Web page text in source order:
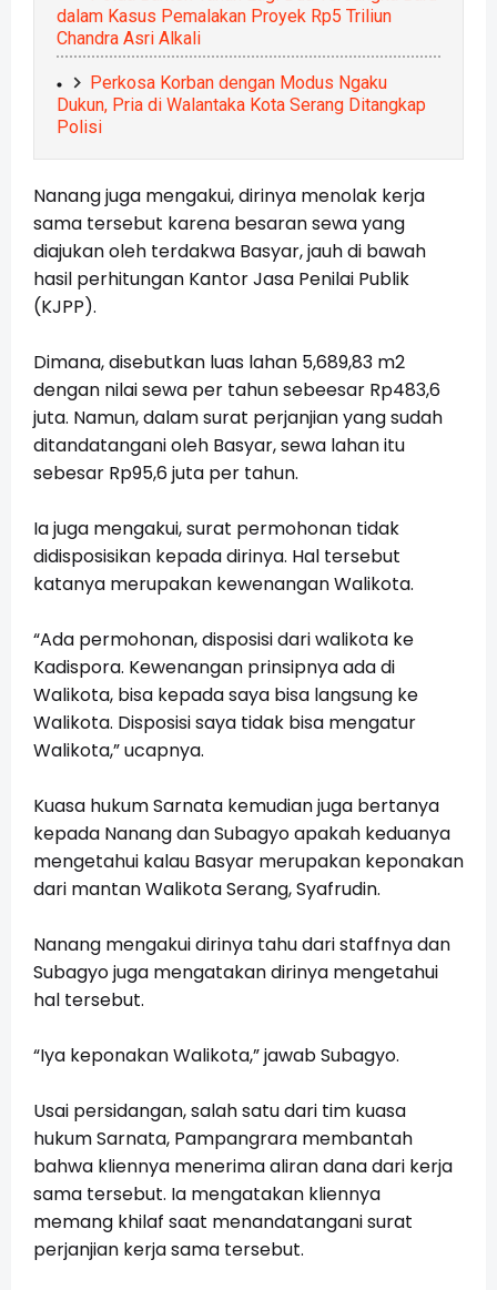
dalam Kasus Pemalakan Proyek Rp5 Triliun
Chandra Asri Alkali
Perkosa Korban dengan Modus Ngaku
Dukun, Pria di Walantaka Kota Serang Ditangkap
Polisi
Nanang juga mengakui, dirinya menolak kerja
sama tersebut karena besaran sewa yang
diajukan oleh terdakwa Basyar, jauh di bawah
hasil perhitungan Kantor Jasa Penilai Publik
(KJPP).
Dimana, disebutkan luas lahan 5,689,83 m2
dengan nilai sewa per tahun sebeesar Rp483,6
juta. Namun, dalam surat perjanjian yang sudah
ditandatangani oleh Basyar, sewa lahan itu
sebesar Rp95,6 juta per tahun.
Ia juga mengakui, surat permohonan tidak
didisposisikan kepada dirinya. Hal tersebut
katanya merupakan kewenangan Walikota.
“Ada permohonan, disposisi dari walikota ke
Kadispora. Kewenangan prinsipnya ada di
Walikota, bisa kepada saya bisa langsung ke
Walikota. Disposisi saya tidak bisa mengatur
Walikota,” ucapnya.
Kuasa hukum Sarnata kemudian juga bertanya
kepada Nanang dan Subagyo apakah keduanya
mengetahui kalau Basyar merupakan keponakan
dari mantan Walikota Serang, Syafrudin.
Nanang mengakui dirinya tahu dari staffnya dan
Subagyo juga mengatakan dirinya mengetahui
hal tersebut.
“Iya keponakan Walikota,” jawab Subagyo.
Usai persidangan, salah satu dari tim kuasa
hukum Sarnata, Pampangrara membantah
bahwa kliennya menerima aliran dana dari kerja
sama tersebut. Ia mengatakan kliennya
memang khilaf saat menandatangani surat
perjanjian kerja sama tersebut.